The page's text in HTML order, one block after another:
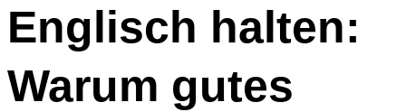
Englisch halten:
Warum gutes